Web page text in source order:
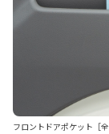
フロントドアポケット［全